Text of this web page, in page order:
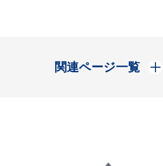
関連ページ一覧
開く